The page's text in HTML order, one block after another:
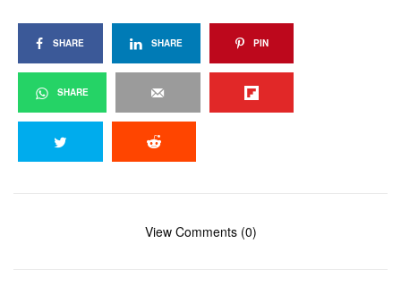
SHARE SHARE PIN
SHARE
View Comments (0)